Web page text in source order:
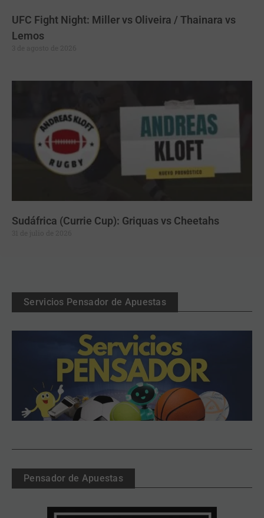
UFC Fight Night: Miller vs Oliveira / Thainara vs
Lemos
Sudáfrica (Currie Cup): Griquas vs Cheetahs
Servicios Pensador de Apuestas
Pensador de Apuestas